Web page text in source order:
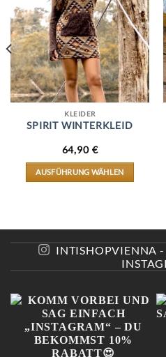
KLEIDER
SPIRIT WINTERKLEID
64,90 €
AUSFÜHRUNG WÄHLEN
VARIANTEN
DIE
OPTIONEN
DER
PRODUKTSEITE
GEWÄHLT
WERDEN
INTISHOPVIENNA -